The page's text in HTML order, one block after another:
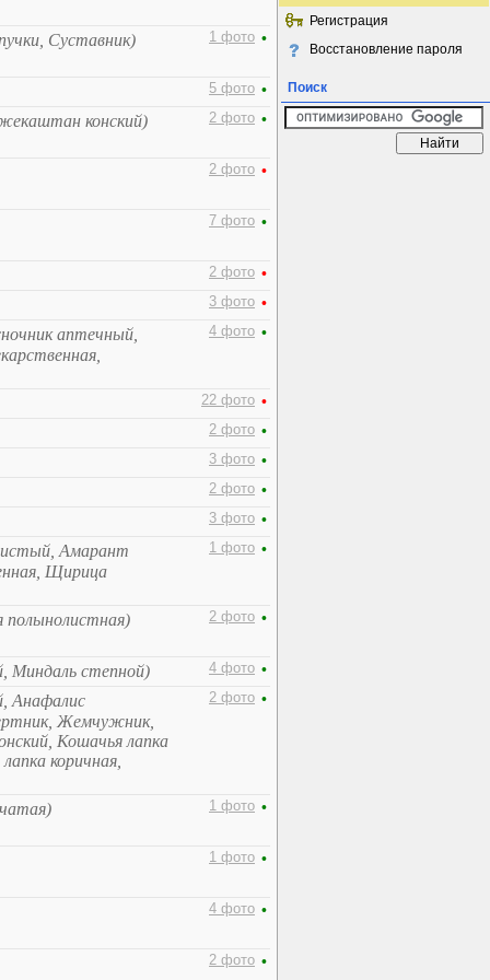
Суставник) 1 фото •
5 фото •
конский) 2 фото •
2 фото •
7 фото •
2 фото •
3 фото •
аптечный,
4 фото •
22 фото •
2 фото •
3 фото •
2 фото •
3 фото •
Амарант
Щирица
1 фото •
полынолистная) 2 фото •
Миндаль степной) 4 фото •
Анафалис
Жемчужник,
Кошачья лапка
коричная,
2 фото •
1 фото •
1 фото •
4 фото •
2 фото •
Регистрация
Восстановление пароля
Поиск